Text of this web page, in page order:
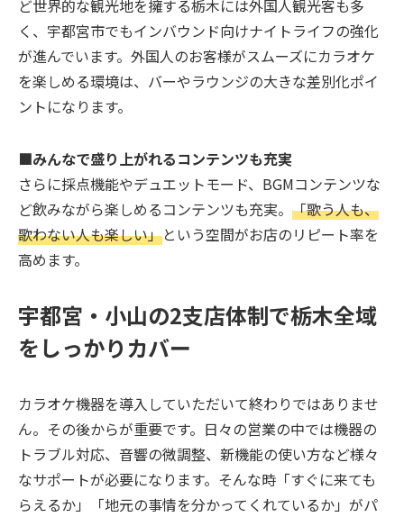
ど世界的な観光地を擁する栃木には外国人観光客も多
く、宇都宮市でもインバウンド向けナイトライフの強化
が進んでいます。外国人のお客様がスムーズにカラオケ
を楽しめる環境は、バーやラウンジの大きな差別化ポイ
ントになります。
■みんなで盛り上がれるコンテンツも充実
さらに採点機能やデュエットモード、BGMコンテンツな
ど飲みながら楽しめるコンテンツも充実。 「歌う人も、
歌わない人も楽しい」という空間がお店のリピート率を
高めます。
宇都宮・小山の2支店体制で栃木全域
をしっかりカバー
カラオケ機器を導入していただいて終わりではありませ
ん。その後からが重要です。日々の営業の中では機器の
トラブル対応、音響の微調整、新機能の使い方など様々
なサポートが必要になります。そんな時「すぐに来ても
らえるか」「地元の事情を分かってくれているか」がパ